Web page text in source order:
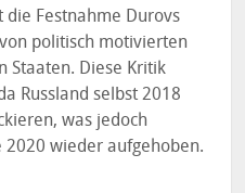
die Festnahme Durovs
politisch motivierten
Staaten. Diese Kritik
Russland selbst 2018
was jedoch
wieder aufgehoben.